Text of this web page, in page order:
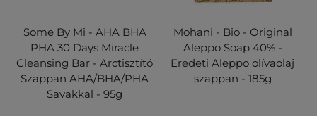
Some By Mi - AHA BHA
PHA 30 Days Miracle
Cleansing Bar - Arctisztító
Szappan AHA/BHA/PHA
Savakkal - 95g
Mohani - Bio - Original
Aleppo Soap 40% -
Eredeti Aleppo olívaolaj
szappan - 185g